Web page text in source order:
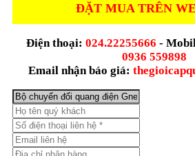
ĐẶT MUA TRÊN
Điện thoại: 024.22255666 -
0936 559898
Email nhận báo giá: